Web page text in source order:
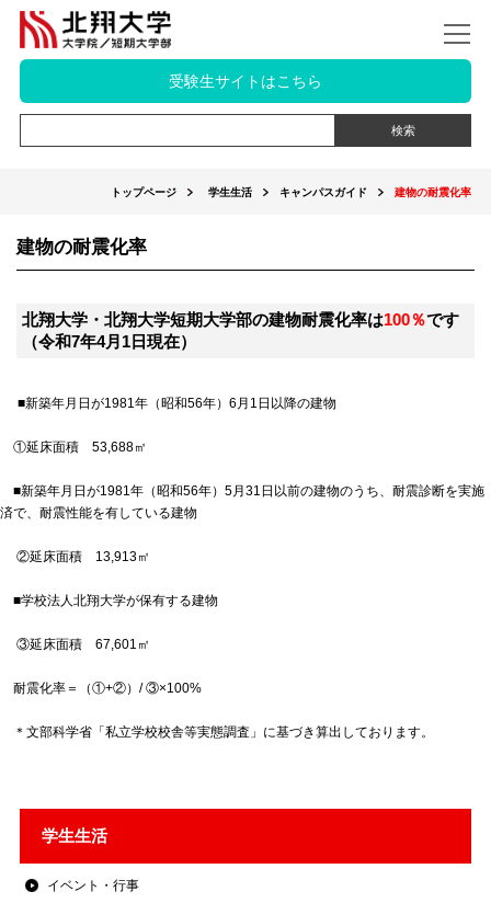
受験生サイトはこちら
トップページ 学生生活 キャンパスガイド 建物の耐震化率
学生生活
イベント・行事
建物の耐震化率
北翔大学・北翔大学短期大学部の建物耐震化率は100％です
（令和7年4月1日現在）
■新築年月日が1981年（昭和56年）6月1日以降の建物
①延床面積 53,688㎡
■新築年月日が1981年（昭和56年）5月31日以前の建物のうち、耐震診断を実施
済で、耐震性能を有している建物
②延床面積 13,913㎡
■学校法人北翔大学が保有する建物
③延床面積 67,601㎡
耐震化率＝（①+②）/ ③×100%
＊文部科学省「私立学校校舎等実態調査」に基づき算出しております。